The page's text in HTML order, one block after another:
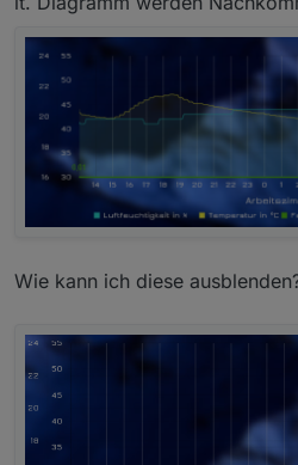
Wie kann ich diese